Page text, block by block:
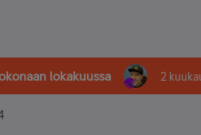
lokakuussa 2